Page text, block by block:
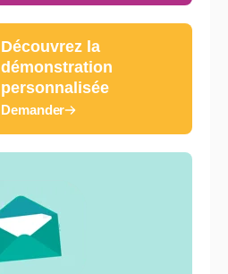
Découvrez la
démonstration
personnalisée
Demander